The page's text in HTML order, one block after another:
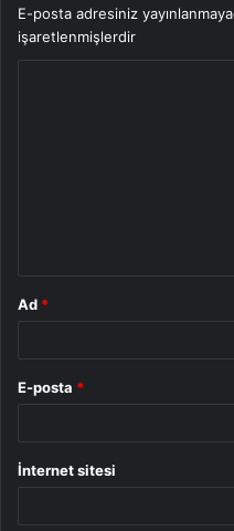
E-posta adresiniz
işaretlenmişlerdir
Ad *
E-posta *
İnternet sitesi